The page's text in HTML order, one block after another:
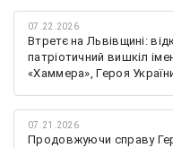
07.22.2026
Втретє на Львівщині:
патріотичний вишкіл
«Хаммера», Героя
07.21.2026
Продовжуючи справу